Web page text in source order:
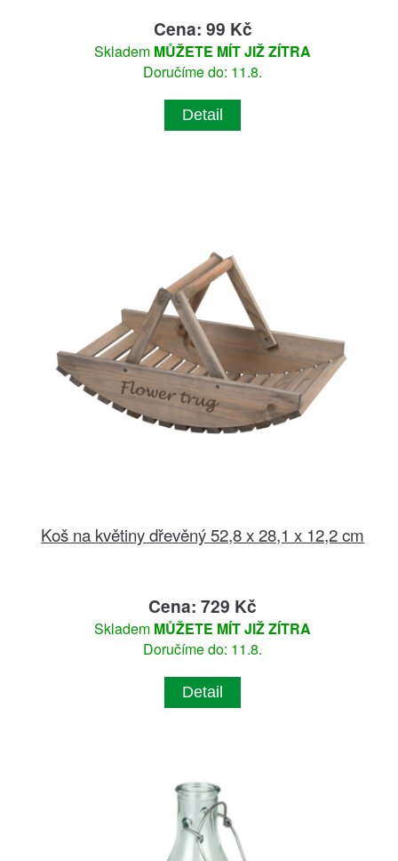
Cena: 99 Kč
Skladem MŮŽETE MÍT JIŽ ZÍTRA
Doručíme do: 11.8.
Detail
Koš na květiny dřevěný 52,8 x 28,1 x 12,2 cm
Cena: 729 Kč
Skladem MŮŽETE MÍT JIŽ ZÍTRA
Doručíme do: 11.8.
Detail